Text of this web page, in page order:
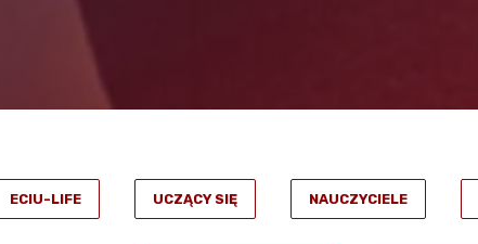
ECIU-LIFE UCZĄCY SIĘ NAUCZYCIELE